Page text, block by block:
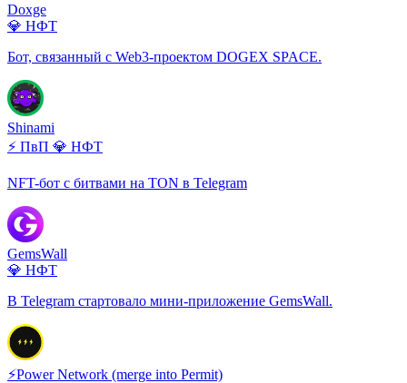
Doxge
💎 НФТ
Бот, связанный с Web3-проектом DOGEX SPACE.
Shinami
⚡ ПвП 💎 НФТ
NFT-бот с битвами на TON в Telegram
GemsWall
💎 НФТ
В Telegram стартовало мини-приложение GemsWall.
⚡️Power Network (merge into Permit)